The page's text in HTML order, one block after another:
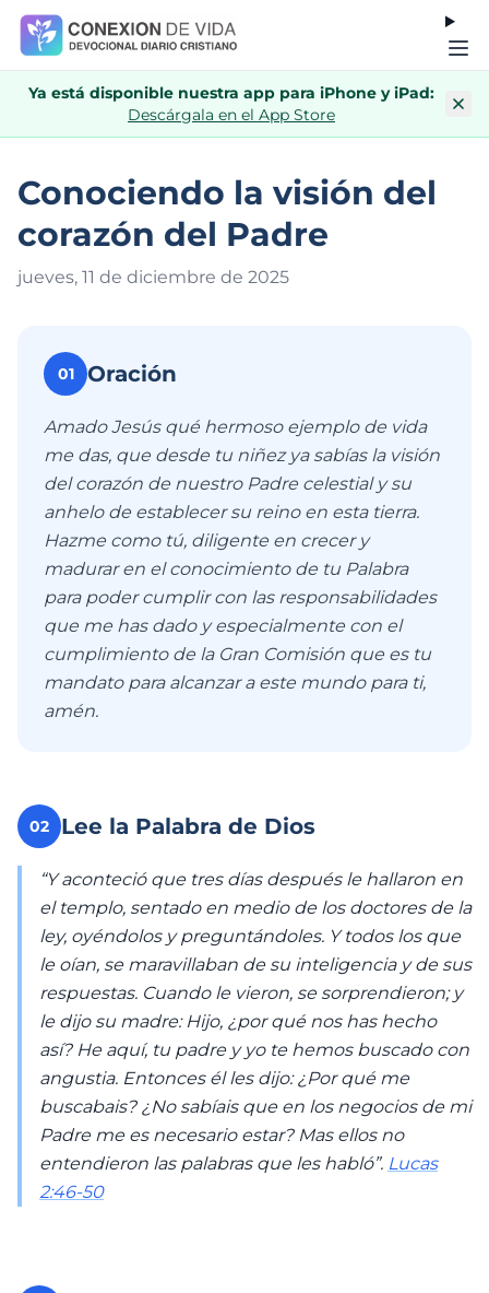
Ya está disponible nuestra app para iPhone y iPad:
Descárgala en el App Store
Conociendo la visión del
corazón del Padre
jueves, 11 de diciembre de 2025
01 Oración
Amado Jesús qué hermoso ejemplo de vida
me das, que desde tu niñez ya sabías la visión
del corazón de nuestro Padre celestial y su
anhelo de establecer su reino en esta tierra.
Hazme como tú, diligente en crecer y
madurar en el conocimiento de tu Palabra
para poder cumplir con las responsabilidades
que me has dado y especialmente con el
cumplimiento de la Gran Comisión que es tu
mandato para alcanzar a este mundo para ti,
amén.
02 Lee la Palabra de Dios
“Y aconteció que tres días después le hallaron en
el templo, sentado en medio de los doctores de la
ley, oyéndolos y preguntándoles. Y todos los que
le oían, se maravillaban de su inteligencia y de sus
respuestas. Cuando le vieron, se sorprendieron; y
le dijo su madre: Hijo, ¿por qué nos has hecho
así? He aquí, tu padre y yo te hemos buscado con
angustia. Entonces él les dijo: ¿Por qué me
buscabais? ¿No sabíais que en los negocios de mi
Padre me es necesario estar? Mas ellos no
entendieron las palabras que les habló”. Lucas
2:46-50